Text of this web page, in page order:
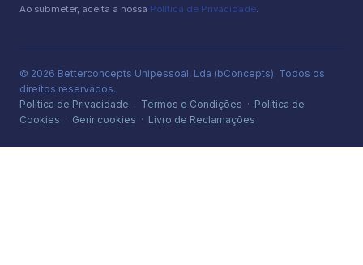
Ao submeter, aceita a nossa Política de Privacidade.
© 2026 Betterconcepts Unipessoal, Lda (bConcepts). Todos os
direitos reservados.
Política de Privacidade · Termos e Condições · Política de
Cookies · Gerir cookies · Livro de Reclamações